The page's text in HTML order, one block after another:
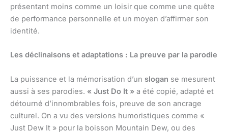
présentant moins comme un loisir que comme une quête
de performance personnelle et un moyen d’affirmer son
identité.
Les déclinaisons et adaptations : La preuve par la parodie
La puissance et la mémorisation d’un slogan se mesurent
aussi à ses parodies. « Just Do It » a été copié, adapté et
détourné d’innombrables fois, preuve de son ancrage
culturel. On a vu des versions humoristiques comme «
Just Dew It » pour la boisson Mountain Dew, ou des